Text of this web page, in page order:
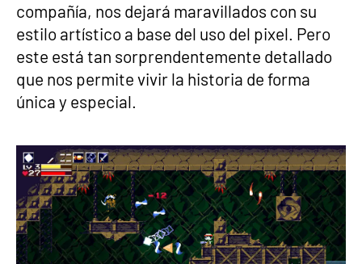
compañía, nos dejará maravillados con su
estilo artístico a base del uso del pixel. Pero
este está tan sorprendentemente detallado
que nos permite vivir la historia de forma
única y especial.